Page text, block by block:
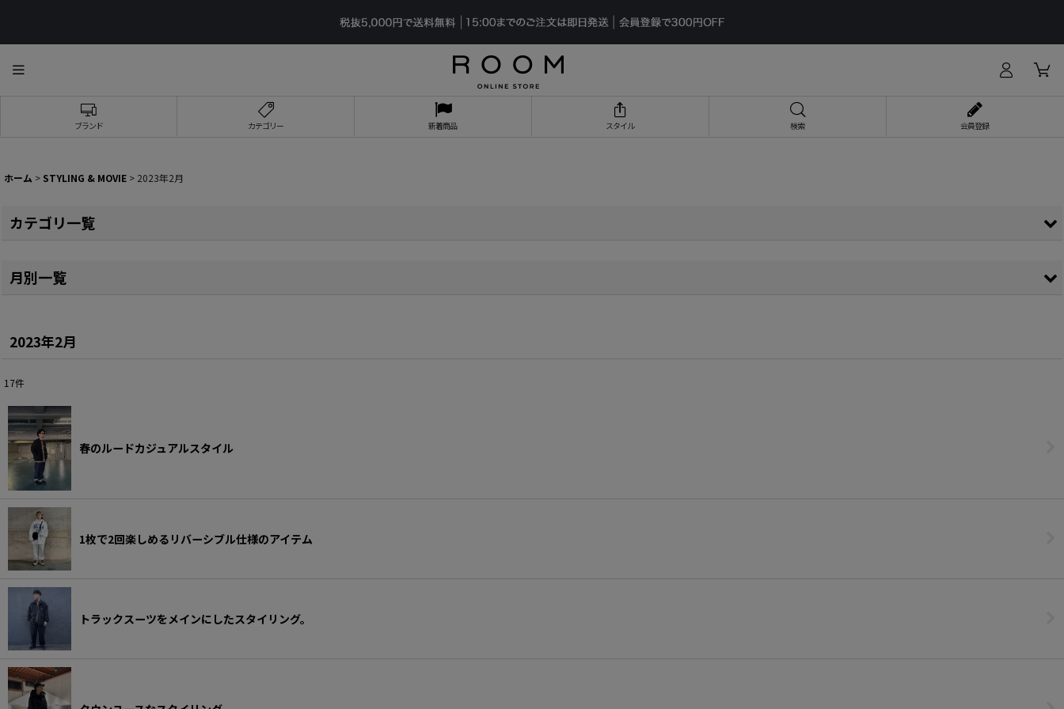
ブランド カテゴリー 新着商品 スタイル 検索 会員登録
ホーム > STYLING & MOVIE > 2023年2月
2023年2月
17件
春のルードカジュアルスタイル
1枚で2回楽しめるリバーシブル仕様のアイテム
トラックスーツをメインにしたスタイリング。
カテゴリ一覧
YOUTUBE STYLING
adidas Originals スタイリング
A.D.S.R. スタイリング
ANACHRONORM スタイリング
ANTIDOTE BUYERS CLUB スタイリング
APPLEBUM スタイリング
BOWWOW スタイリング
CALEE スタイリング
CALIFOLKS スタイリング
CARHARTT WIP スタイリング
CHALLENGER スタイリング
CMF OUTDOOR GARMENT スタイリング
COOTIE PRODUCTIONS スタイリング
月別一覧
2025年
2023年
2022年